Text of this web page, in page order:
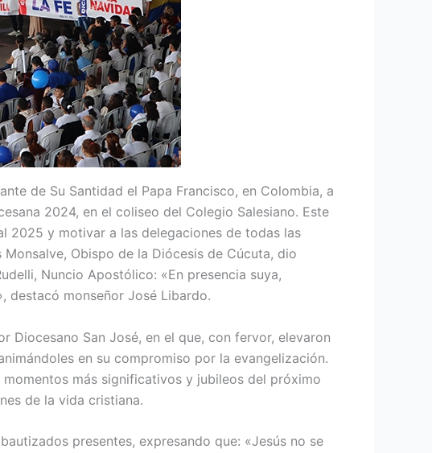
de Su Santidad el Papa Francisco, en Colombia, a
2024, en el coliseo del Colegio Salesiano. Este
2025 y motivar a las delegaciones de todas las
Obispo de la Diócesis de Cúcuta, dio
Nuncio Apostólico: «En presencia suya,
destacó monseñor José Libardo.
Diocesano San José, en el que, con fervor, elevaron
en su compromiso por la evangelización.
más significativos y jubileos del próximo
de la vida cristiana.
presentes, expresando que: «Jesús no se